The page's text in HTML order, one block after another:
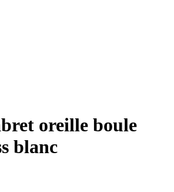
oreille boule
blanc